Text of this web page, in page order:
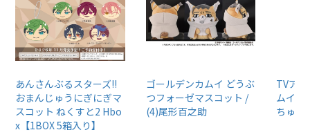
あんさんぶるスターズ!!
おまんじゅうにぎにぎマ
スコット ねくすと2 Hbo
x【1BOX 5箱入り】
ゴールデンカムイ どうぶ
つフォーゼマスコット /
(4)尾形百之助
TVア
ムイ』
ちゅる